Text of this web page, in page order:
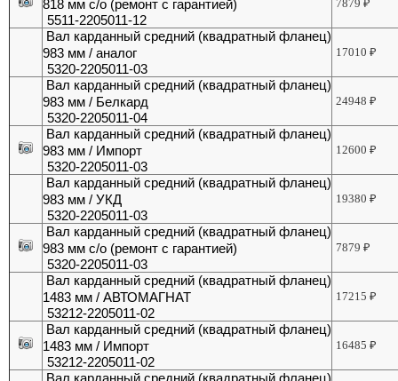
818 мм с/о (ремонт с гарантией)
5511-2205011-12
7879₽
Вал карданный средний (квадратный фланец)
983 мм / аналог
5320-2205011-03
17010₽
Вал карданный средний (квадратный фланец)
983 мм / Белкард
5320-2205011-04
24948₽
Вал карданный средний (квадратный фланец)
983 мм / Импорт
5320-2205011-03
12600₽
Вал карданный средний (квадратный фланец)
983 мм / УКД
5320-2205011-03
19380₽
Вал карданный средний (квадратный фланец)
983 мм с/о (ремонт с гарантией)
5320-2205011-03
7879₽
Вал карданный средний (квадратный фланец)
1483 мм / АВТОМАГНАТ
53212-2205011-02
17215₽
Вал карданный средний (квадратный фланец)
1483 мм / Импорт
53212-2205011-02
16485₽